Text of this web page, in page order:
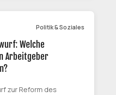
Politik & Soziales
Welche
Arbeitgeber
zur Reform des